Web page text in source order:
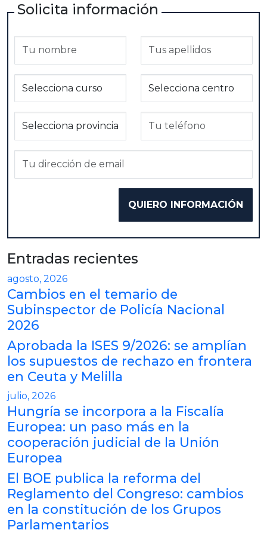
Solicita información
Entradas recientes
agosto, 2026
Cambios en el temario de
Subinspector de Policía Nacional
2026
Aprobada la ISES 9/2026: se amplían
los supuestos de rechazo en frontera
en Ceuta y Melilla
julio, 2026
Hungría se incorpora a la Fiscalía
Europea: un paso más en la
cooperación judicial de la Unión
Europea
El BOE publica la reforma del
Reglamento del Congreso: cambios
en la constitución de los Grupos
Parlamentarios